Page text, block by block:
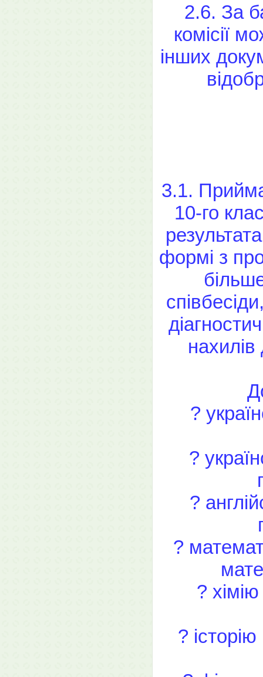
2.6. За
комісії
інших
3.1.
10-го
формі з
нахилів
?
?
?
?
?
?